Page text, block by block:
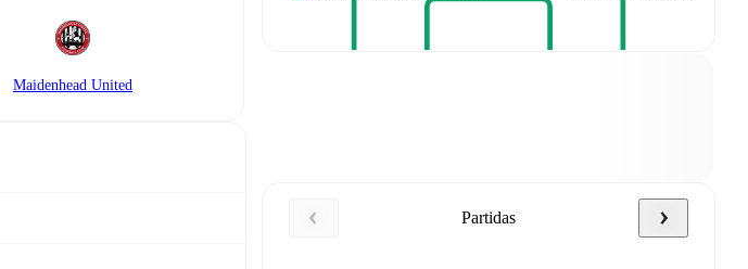
Maidenhead United
Partidas